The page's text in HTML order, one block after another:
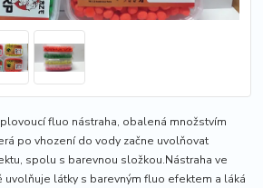
fluo nástraha, obalená množstvím
po vhození do vody začne uvolňovat
spolu s barevnou složkou.Nástraha ve
látky s barevným fluo efektem a láká